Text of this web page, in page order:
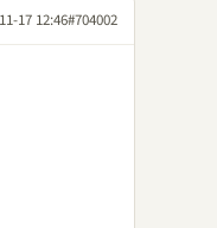
17 12:46#704002